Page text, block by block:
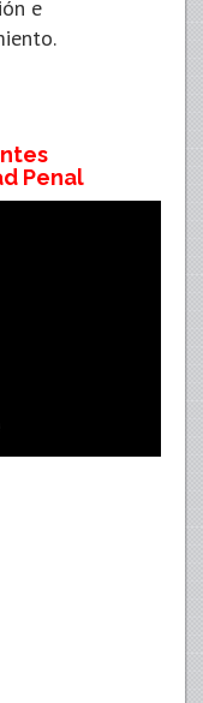
e
Penal